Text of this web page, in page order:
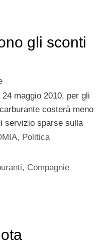
gli sconti
maggio 2010, per gli
costerà meno
servizio sparse sulla
, Politica
, Compagnie